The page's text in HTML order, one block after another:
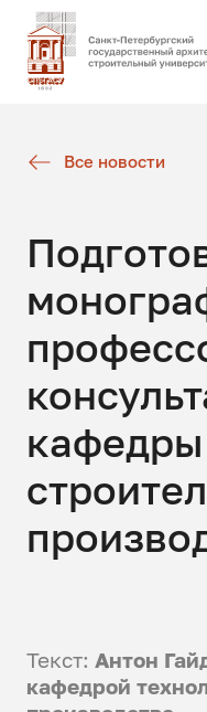
Все новости
кафедры
Текст:Антон
кафедрой